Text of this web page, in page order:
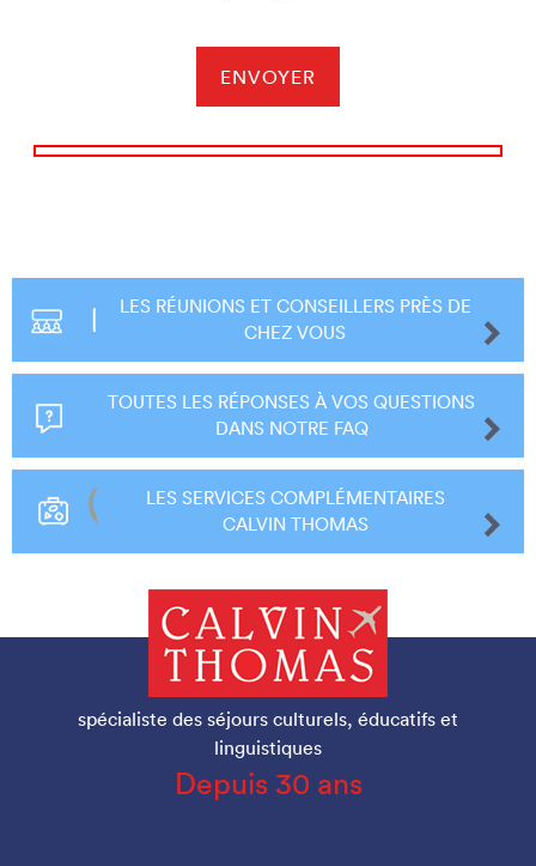
LES RÉUNIONS ET CONSEILLERS PRÈS DE
CHEZ VOUS
TOUTES LES RÉPONSES À VOS QUESTIONS
DANS NOTRE FAQ
LES SERVICES COMPLÉMENTAIRES
CALVIN THOMAS
spécialiste des séjours culturels, éducatifs et
linguistiques
Depuis 30 ans